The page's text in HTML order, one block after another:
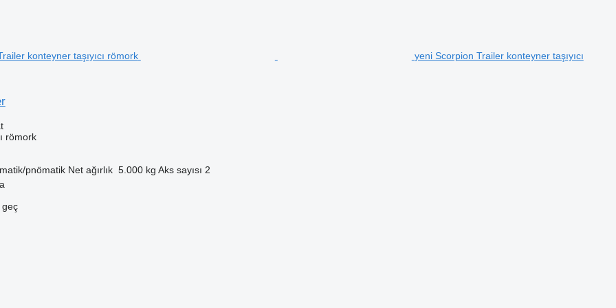
yeni Scorpion Trailer konteyner taşıyıcı
römork
pnömatik Net ağırlık 5.000 kg Aks sayısı 2
geç